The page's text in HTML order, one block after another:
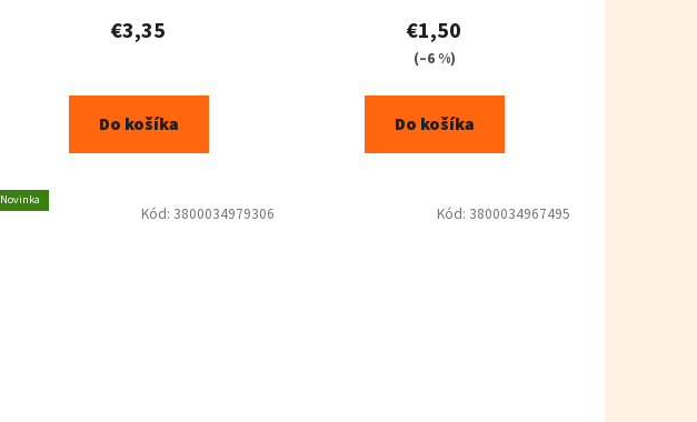
€3,35
Do košíka
€1,50
(–6 %)
Do košíka
Novinka
Kód: 3800034979306 Kód: 3800034967495